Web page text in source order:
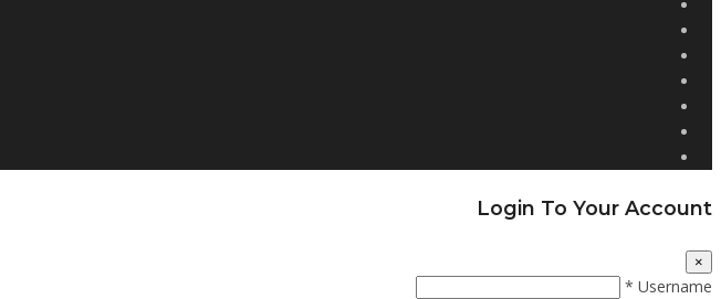
Login To Your Account
×
Username *